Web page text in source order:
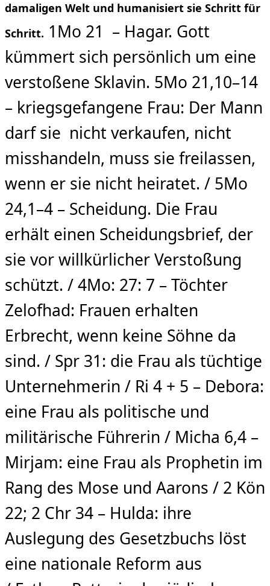
damaligen Welt und humanisiert sie Schritt für
Schritt. 1Mo 21 – Hagar. Gott
kümmert sich persönlich um eine
verstoßene Sklavin. 5Mo 21,10–14
– kriegsgefangene Frau: Der Mann
darf sie nicht verkaufen, nicht
misshandeln, muss sie freilassen,
wenn er sie nicht heiratet. / 5Mo
24,1–4 – Scheidung. Die Frau
erhält einen Scheidungsbrief, der
sie vor willkürlicher Verstoßung
schützt. / 4Mo: 27: 7 – Töchter
Zelofhad: Frauen erhalten
Erbrecht, wenn keine Söhne da
sind. / Spr 31: die Frau als tüchtige
Unternehmerin / Ri 4 + 5 – Debora:
eine Frau als politische und
militärische Führerin / Micha 6,4 –
Mirjam: eine Frau als Prophetin im
Rang des Mose und Aarons / 2 Kön
22; 2 Chr 34 – Hulda: ihre
Auslegung des Gesetzbuchs löst
eine nationale Reform aus